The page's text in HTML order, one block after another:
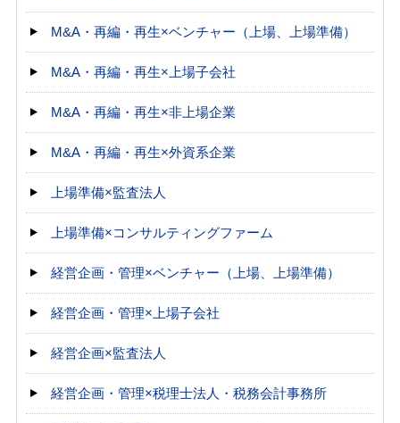
M&A・再編・再生×ベンチャー（上場、上場準備）
M&A・再編・再生×上場子会社
M&A・再編・再生×非上場企業
M&A・再編・再生×外資系企業
上場準備×監査法人
上場準備×コンサルティングファーム
経営企画・管理×ベンチャー（上場、上場準備）
経営企画・管理×上場子会社
経営企画×監査法人
経営企画・管理×税理士法人・税務会計事務所